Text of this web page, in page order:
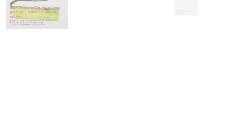
torche Torch Led pour
lumineux (cône en